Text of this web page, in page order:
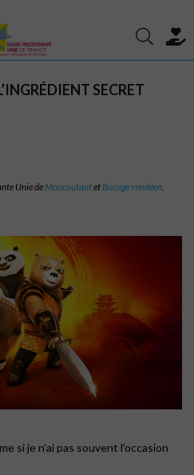
SECRET
Unie de Moncoutantet Bocage vendéen
si je n’ai pas souvent l’occasion